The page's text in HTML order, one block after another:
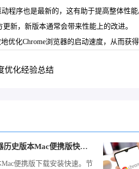
程序也是最新的，这有助于提高整体性能
新，新版本通常会带来性能上的改进。
优化Chrome浏览器的启动速度，从而获
优化经验总结
Google Chrome浏览器历史版本Mac便携版快速下载安装方法
Mac便携版下载安装快速。节